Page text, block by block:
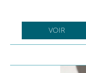
VOIR